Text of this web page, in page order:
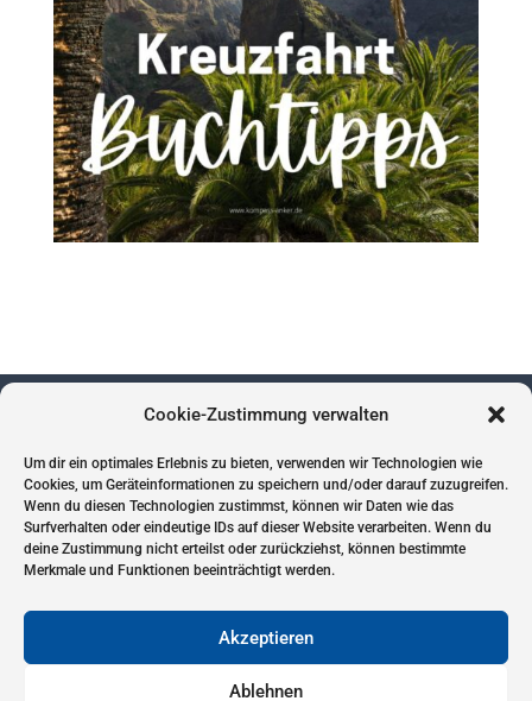
Cookie-Zustimmung verwalten
Um dir ein optimales Erlebnis zu bieten, verwenden wir Technologien wie
Cookies, um Geräteinformationen zu speichern und/oder darauf zuzugreifen.
Wenn du diesen Technologien zustimmst, können wir Daten wie das
Surfverhalten oder eindeutige IDs auf dieser Website verarbeiten. Wenn du
deine Zustimmung nicht erteilst oder zurückziehst, können bestimmte
Merkmale und Funktionen beeinträchtigt werden.
Akzeptieren
Ablehnen
Impressum
Datenschutz
Cookies